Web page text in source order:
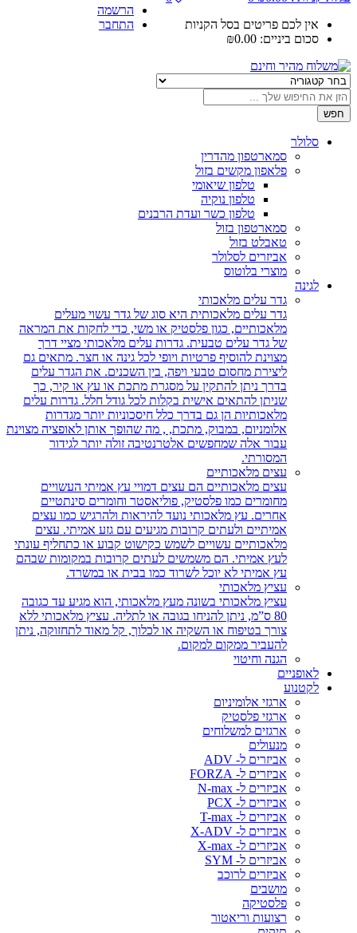
אין לכם פריטים בסל הקניות
סכום ביניים:
₪0.00
הרשמה
התחבר
חפש
סלולר
סמארטפון מהדרין
פלאפון מקשים בזול
טלפון שיאומי
טלפון נוקיה
טלפון כשר ועדת הרבנים
סמארטפון בזול
טאבלט בזול
אביזרים לסלולר
מוצרי בלוטוס
לגינה
גדר עלים מלאכותי
גדר עלים מלאכותית היא סוג של גדר עשוי מעלים
מלאכותיים, כגון פלסטיק או משי, כדי לחקות את המראה
של גדר עלים טבעית. גדרות עלים מלאכותי מציי דרך
מצוינת להוסיף פרטיות ויופי לכל גינה או חצר. מתאים גם
ליצירת מחסום טבעי ויפה, בין השכנים. את הגדר עלים
בדרך ניתן להתקין על מסגרת מתכת או עץ או קיר, כך
שניתן להתאים אישית בקלות לכל גודל חלל. גדרות עלים
מלאכותיות הן גם בדרך כלל חיסכוניות יותר מגדרות
אלומניום, במבוק, מתכת, , מה שהופך אותן לאופציה מצוינת
עבור אלה שמחפשים אלטרנטיבה זולה יותר לגידור
המסורתי.
עצים מלאכותיים
עצים מלאכותיים הם עצים דמויי עץ אמיתי העשויים
מחומרים כמו פלסטיק, פוליאסטר וחומרים סינתטיים
אחרים. עץ מלאכותי נועד להיראות ולהרגיש כמו עצים
אמיתיים ולעתים קרובות מגיעים עם גזע אמיתי. עצים
מלאכותיים עשויים לשמש כקישוט קבוע או כתחליף עונתי
לעץ אמיתי. הם משמשים לעתים קרובות במקומות שבהם
עץ אמיתי לא יוכל לשרוד כמו בבית או במשרד.
עציץ מלאכותי
עציץ מלאכותי בשונה מעץ מלאכותי, הוא מגיע עד כגובה
80 ס”מ, ניתן להניחו בגובה או לתליה. עציץ מלאכותי ללא
צורך בטיפוח או השקיה או לכלוך, קל מאוד לתחזוקה, ניתן
להעביר ממקום למקום.
הגנה וחיטוי
לאופניים
לקטנוע
ארגזי אלומיניום
ארגזי פלסטיק
ארגזים למשלוחים
מנעולים
אביזרים ל- ADV
אביזרים ל- FORZA
אביזרים ל- N-max
אביזרים ל- PCX
אביזרים ל- T-max
אביזרים ל- X-ADV
אביזרים ל- X-max
אביזרים ל- SYM
אביזרים לרוכב
מושבים
פלסטיקה
רצועות וריאטור